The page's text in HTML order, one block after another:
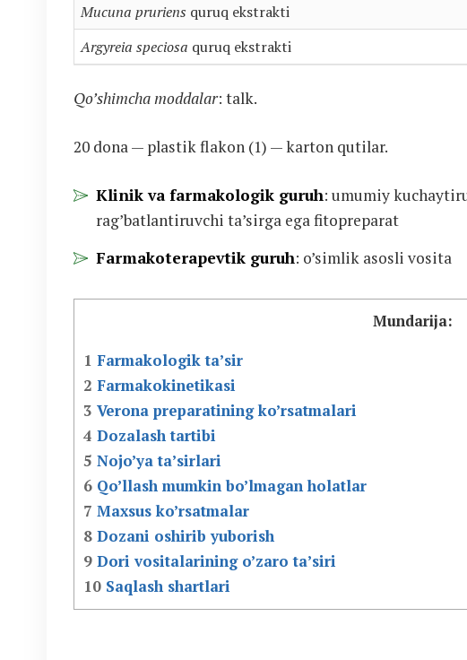
Mucuna pruriens quruq ekstrakti
Argyreia speciosa quruq ekstrakti
Qo’shimcha moddalar: talk.
20 dona — plastik flakon (1) — karton qutilar.
Klinik va farmakologik guruh: umumiy
rag’batlantiruvchi ta’sirga ega fitopreparat
Farmakoterapevtik guruh: o’simlik asosli vosita
Mundarija:
1 Farmakologik ta’sir
2 Farmakokinetikasi
3 Verona preparatining ko’rsatmalari
4 Dozalash tartibi
5 Nojo’ya ta’sirlari
6 Qo’llash mumkin bo’lmagan holatlar
7 Maxsus ko’rsatmalar
8 Dozani oshirib yuborish
9 Dori vositalarining o’zaro ta’siri
10 Saqlash shartlari